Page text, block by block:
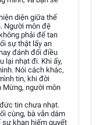
diện giữa thế
Người môn đệ
phải để tan
sự thật lấy an
đánh đổi điều
lại nhạt đi. Khi ấy,
Nói cách khác,
tin, khi đời
Mừng, người môn
tin chưa nhạt.
cùng, bà vẫn dám
sự khan hiếm quyết